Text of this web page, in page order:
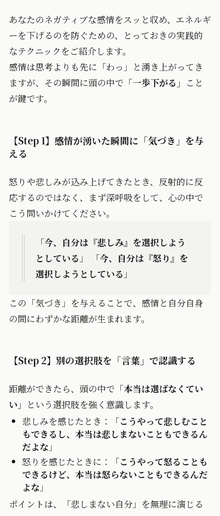
あなたのネガティブな感情をスッと収め、エネルギ
ーを下げるのを防ぐための、とっておきの実践的
なテクニックをご紹介します。
感情は思考よりも先に「わっ」と湧き上がってき
ますが、その瞬間に頭の中で 「一歩下がる」 こと
が鍵です。
【Step 1】感情が湧いた瞬間に「気づき」を与
える
怒りや悲しみが込み上げてきたとき、反射的に反
応するのではなく、まず深呼吸をして、心の中で
こう問いかけてください。
「今、自分は『悲しみ』を選択しよう
としている 」 「今、自分は『怒り』を
選択しようとしている 」
この「気づき」を与えることで、感情と自分自身
の間にわずかな距離が生まれます。
【Step 2】別の選択肢を「言葉」で認識する
距離ができたら、頭の中で 「本当は選ばなくてい
い」
という選択肢を強く意識します。
悲しみを感じたとき：「こうやって悲しむこと
もできるし、本当は悲しまないこともできるん
だよな 」
怒りを感じたときに：「こうやって怒ることも
できるけど、本当は怒らないこともできるんだ
よな 」
ポイントは、「悲しまない自分」を無理に演じる